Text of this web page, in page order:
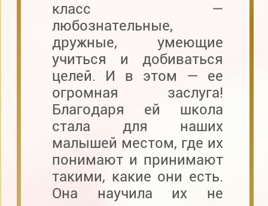
класс —
любознательные,
дружные, умеющие
учиться и добиваться
целей. И в этом — ее
огромная заслуга!
Благодаря ей школа
стала для наших
малышей местом, где их
понимают и принимают
такими, какие они есть.
Она научила их не